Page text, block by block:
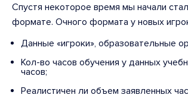
Спустя некоторое время мы начали
формате. Очного формата у новых
Данные «игроки», образовательные
Кол-во часов обучения у данных
часов;
Реалистичен ли объем заявленных